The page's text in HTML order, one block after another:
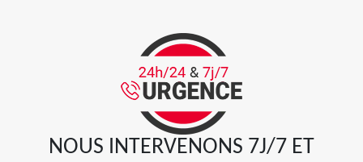
NOUS INTERVENONS 7J/7 ET